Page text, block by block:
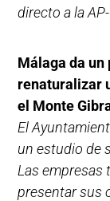
directo a la
Málaga da un
renaturalizar
el Monte
El
un estudio de
Las empresas
presentar sus